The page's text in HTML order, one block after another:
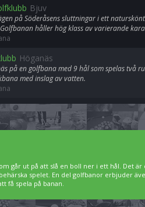
Bjuv
på Söderåsens sluttningar i ett
håller hög klass av varierande
Höganäs
på en golfbana med 9 hål som spelas två
med inslag av vatten.
går ut på att slå en boll ner i ett hål. Det
spelet. En del golfbanor erbjuder
få spela på banan.